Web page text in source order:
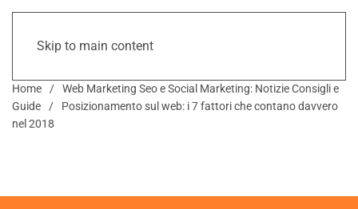
Skip to main content
Home
Web Marketing Seo e Social Marketing: Notizie Consigli e
Guide
Posizionamento sul web: i 7 fattori che contano davvero
nel 2018